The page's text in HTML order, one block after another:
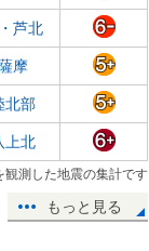
芦北
摩
北部
上北
測した地震の集計です
もっと見る